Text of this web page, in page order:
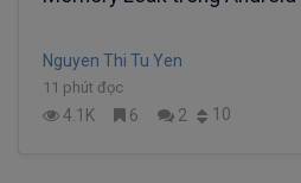
Nguyen Thi Tu Yen
11 phút đọc
4.1K 6 2 10